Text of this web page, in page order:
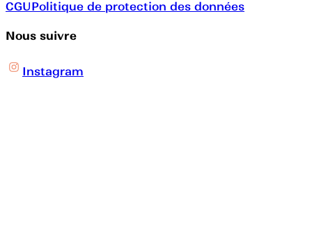
CGUPolitique de protection des données
Nous suivre
Instagram